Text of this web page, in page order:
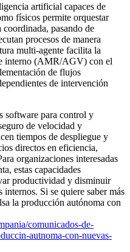
artificial capaces de
físicos permite orquestar
pasando de
procesos de manera
multi-agente facilita la
interno (AMR/AGV) con el
de flujos
de intervención
software para control y
de velocidad y
tiempos de despliegue y
directos en eficiencia,
organizaciones interesadas
estas capacidades
productividad y disminuir
Si se quiere saber más
la producción autónoma con
comunicados-de-
autnoma-con-nuevas-